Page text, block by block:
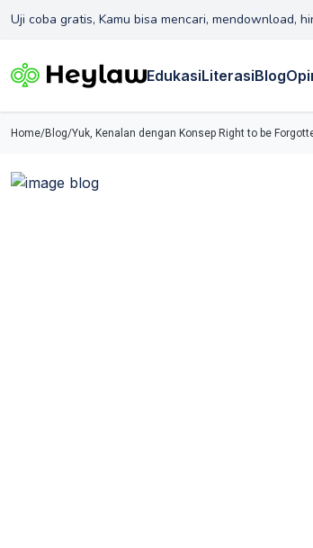
Uji coba gratis, Kamu bisa mencari, mendownload,
EdukasiLiterasiBlog
Home/Blog/Yuk, Kenalan dengan Konsep Right to be